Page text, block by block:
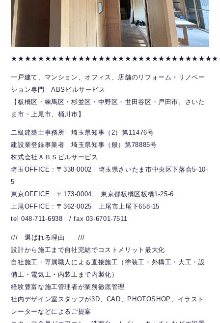
一戸建て、マンション、オフィス、店舗のリフォーム・リノベー
ション専門 ABSビルサービス
【板橋区・練馬区・杉並区・中野区・世田谷区・戸田市、さいた
ま市・上尾市、桶川市】
二級建築士事務所 埼玉県知事（2）第11476号
建設業登録事業者 埼玉県知事（般）第78885号
株式会社ＡＢＳビルサービス
埼玉OFFICE : 〒338-0002 埼玉県さいたま市中央区下落合5-10-
5
東京OFFICE : 〒173-0004 東京都板橋区板橋1-25-6
上尾OFFICE : 〒362-0025 上尾市上尾下658-15
tel 048-711-6938 / fax 03-6701-7511
/// 選ばれる理由 ///
設計から施工まで自社完結でコストメリット最大化
自社施工・専属職人による直接施工（塗装工・外構工・大工・設
備工・電気工・内装工まで内製化）
経験豊富な施工管理者が業務徹底管理
社内デザイン室スタッフが3D、CAD、PHOTOSHOP、イラスト
レーターなどによるご提案